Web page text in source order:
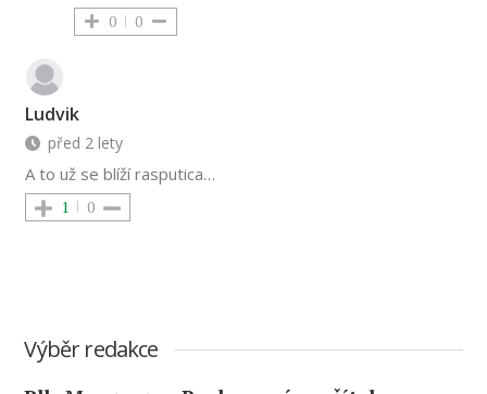
0 0
Ludvik
před 2 lety
A to už se blíží rasputica…
1 0
Výběr redakce